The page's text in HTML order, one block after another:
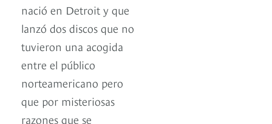
nació en Detroit y que
lanzó dos discos que no
tuvieron una acogida
entre el público
norteamericano pero
que por misteriosas
razones que se